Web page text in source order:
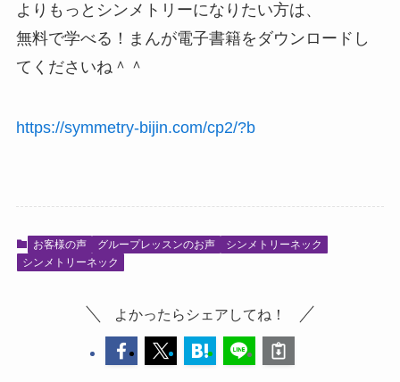
よりもっとシンメトリーになりたい方は、
無料で学べる！まんが電子書籍をダウンロードし
てくださいね＾＾
https://symmetry-bijin.com/cp2/?b
お客様の声 グループレッスンのお声
シンメトリーネック
シンメトリーネック
よかったらシェアしてね！